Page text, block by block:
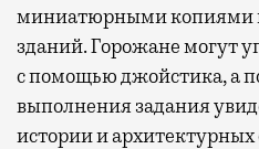
миниатюрными копиями
зданий. Горожане могут
с помощью джойстика, а
выполнения задания
истории и архитектурных